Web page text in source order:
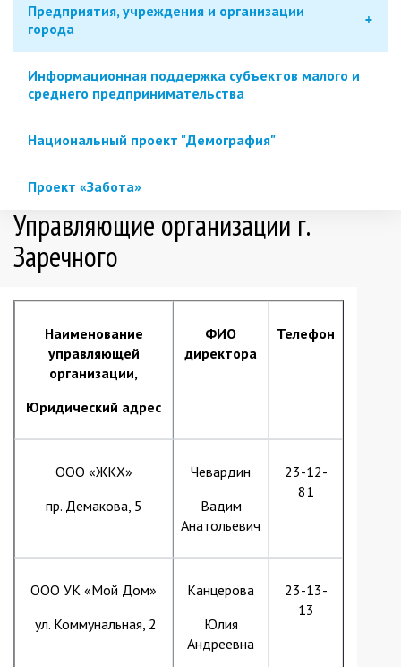
Предприятия, учреждения и организации
города
Информационная поддержка субъектов малого и
среднего предпринимательства
Национальный проект "Демография"
Проект «Забота»
Управляющие организации г.
Заречного
Наименование
управляющей
организации,
Юридический адрес
ФИО
директора
Телефон
ООО «ЖКХ»
пр. Демакова, 5
Чевардин
Вадим
Анатольевич
23-12-
81
ООО УК «Мой Дом»
ул. Коммунальная, 2
Канцерова
Юлия
Андреевна
23-13-
13